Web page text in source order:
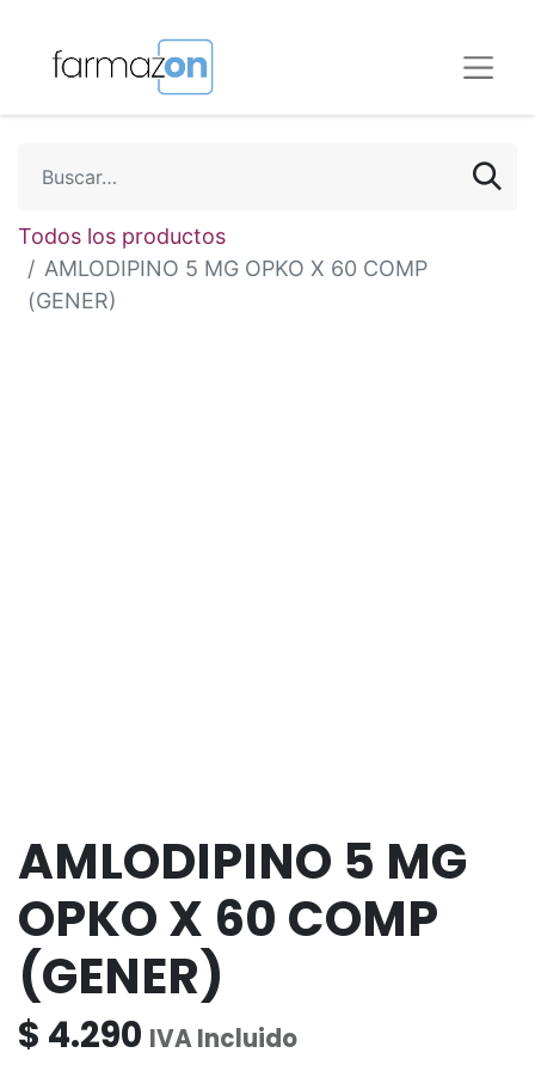
Todos los productos
AMLODIPINO 5 MG OPKO X 60 COMP
(GENER)
AMLODIPINO 5 MG
OPKO X 60 COMP
(GENER)
$ 4.290 IVA Incluido